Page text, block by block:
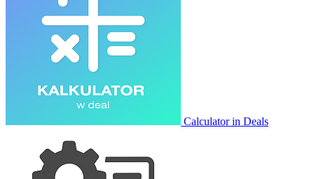
Calculator in Deals